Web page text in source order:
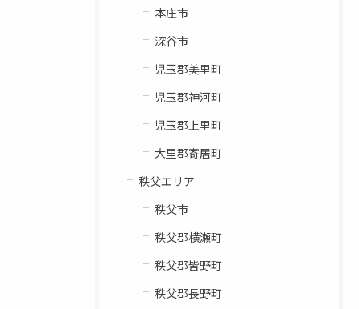
本庄市
深谷市
児玉郡美里町
児玉郡神河町
児玉郡上里町
大里郡寄居町
秩父エリア
秩父市
秩父郡横瀬町
秩父郡皆野町
秩父郡長野町